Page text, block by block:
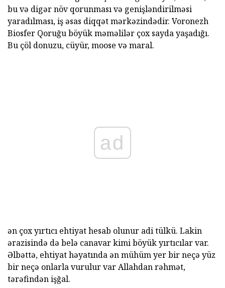
bu və digər növ qorunması və genişləndirilməsi
yaradılması, iş əsas diqqət mərkəzindədir. Voronezh
Biosfer Qoruğu böyük məməlilər çox sayda yaşadığı.
Bu çöl donuzu, cüyür, moose və maral.
ad
ən çox yırtıcı ehtiyat hesab olunur adi tülkü. Lakin
ərazisində də belə canavar kimi böyük yırtıcılar var.
Əlbəttə, ehtiyat həyatında ən mühüm yer bir neçə yüz
bir neçə onlarla vurulur var Allahdan rəhmət,
tərəfindən işğal.